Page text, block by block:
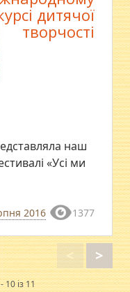
дитячої
творчості
наш
«Усі ми
2016 1377
< >
10 із 11